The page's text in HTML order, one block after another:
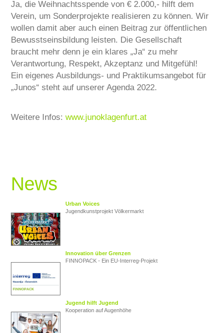
Ja, die Weihnachtsspende von € 2.000,- hilft dem
Verein, um Sonderprojekte realisieren zu können. Wir
wollen damit aber auch einen Beitrag zur öffentlichen
Bewusstseinsbildung leisten. Die Gesellschaft
braucht mehr denn je ein klares „Ja“ zu mehr
Verantwortung, Respekt, Akzeptanz und Mitgefühl!
Ein eigenes Ausbildungs- und Praktikumsangebot für
„Junos“ steht auf unserer Agenda 2022.
Weitere Infos:www.junoklagenfurt.at
News
Urban Voices
Jugendkunstprojekt Völkermarkt
Innovation über Grenzen
FINNOPACK - Ein EU‑Interreg‑Projekt
Jugend hilft Jugend
Kooperation auf Augenhöhe